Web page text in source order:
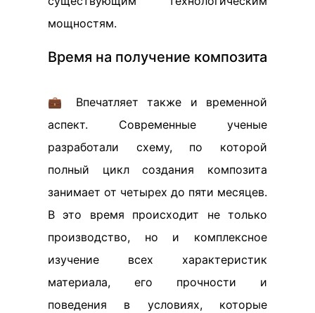
мощностям.
Время на получение композита
💼 Впечатляет также и временной
аспект. Современные ученые
разработали схему, по которой
полный цикл создания композита
занимает от четырех до пяти месяцев.
В это время происходит не только
производство, но и комплексное
изучение всех характеристик
материала, его прочности и
поведения в условиях, которые